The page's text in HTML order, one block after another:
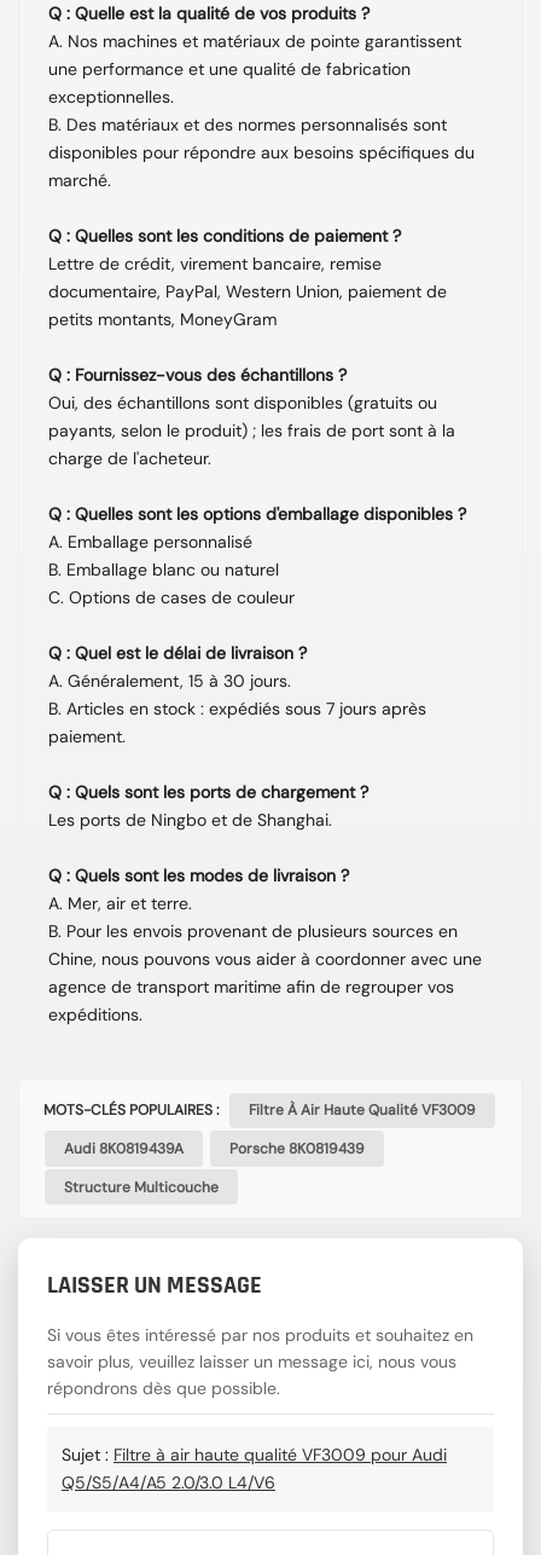
Q : Quelle est la qualité de vos produits ?
A. Nos machines et matériaux de pointe garantissent
une performance et une qualité de fabrication
exceptionnelles.
B. Des matériaux et des normes personnalisés sont
disponibles pour répondre aux besoins spécifiques du
marché.
Q : Quelles sont les conditions de paiement ?
Lettre de crédit, virement bancaire, remise
documentaire, PayPal, Western Union, paiement de
petits montants, MoneyGram
Q : Fournissez-vous des échantillons ?
Oui, des échantillons sont disponibles (gratuits ou
payants, selon le produit) ; les frais de port sont à la
charge de l'acheteur.
Q : Quelles sont les options d'emballage disponibles ?
A. Emballage personnalisé
B. Emballage blanc ou naturel
C. Options de cases de couleur
Q : Quel est le délai de livraison ?
A. Généralement, 15 à 30 jours.
B. Articles en stock : expédiés sous 7 jours après
paiement.
Q : Quels sont les ports de chargement ?
Les ports de Ningbo et de Shanghai.
Q : Quels sont les modes de livraison ?
A. Mer, air et terre.
B. Pour les envois provenant de plusieurs sources en
Chine, nous pouvons vous aider à coordonner avec une
agence de transport maritime afin de regrouper vos
expéditions.
MOTS-CLÉS POPULAIRES :
Filtre À Air Haute Qualité VF3009
Audi 8K0819439A
Porsche 8K0819439
Structure Multicouche
LAISSER UN MESSAGE
Si vous êtes intéressé par nos produits et souhaitez en
savoir plus, veuillez laisser un message ici, nous vous
répondrons dès que possible.
Sujet : Filtre à air haute qualité VF3009 pour Audi
Q5/S5/A4/A5 2.0/3.0 L4/V6